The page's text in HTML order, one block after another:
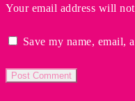
Your email address will
Save my name, email,